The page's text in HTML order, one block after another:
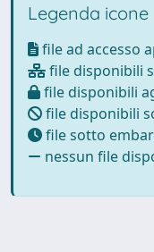
Legenda icone
file ad accesso
file disponibili
file disponibili
file disponibili
file sotto
nessun file